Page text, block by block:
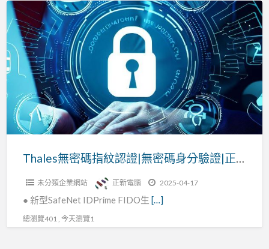
Thales
無
密
碼
指
認
證|
無
Thales無密碼指紋認證|無密碼身分驗證|正新電腦
未分類企業網站 正新電腦 2025-04-17
● 新型SafeNet IDPrime FIDO生 […]
總瀏覽401 , 今天瀏覽1